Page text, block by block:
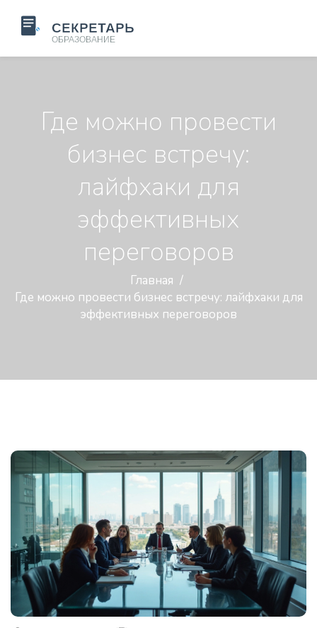
Где можно провести
бизнес встречу:
лайфхаки для
эффективных
переговоров
Главная
Где можно провести бизнес встречу: лайфхаки для
эффективных переговоров